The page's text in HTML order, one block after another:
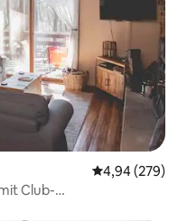
4,94 (279)
Club-